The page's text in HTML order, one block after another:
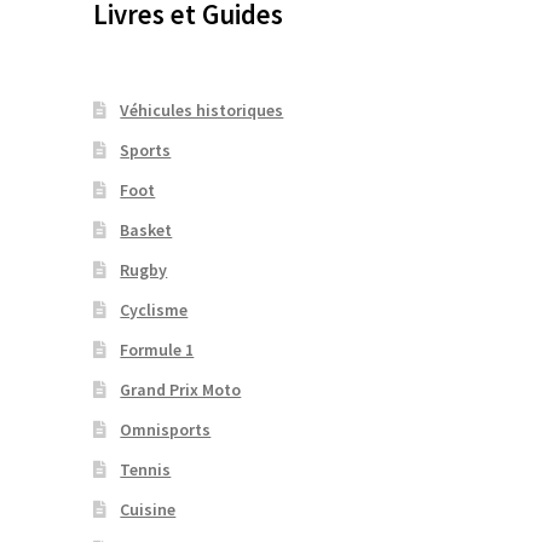
Livres et Guides
Véhicules historiques
Sports
Foot
Basket
Rugby
Cyclisme
Formule 1
Grand Prix Moto
Omnisports
Tennis
Cuisine